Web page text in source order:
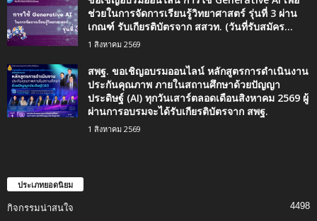
ช่วยในการจัดการเรียนรู้วิทยาศาสตร์ รุ่นที่ 3 ผ่าน
เกณฑ์ รับเกียรติบัตรจาก สสวท. (วันที่รับสมัคร...
1 สิงหาคม 2569
สพฐ. ขอเชิญอบรมออนไลน์ หลักสูตรการดำเนินงาน
ประกันคุณภาพ ภายในสถานศึกษาด้วยปัญญา
ประดิษฐ์ (AI) ทุกวันเสาร์ตลอดเดือนสิงหาคม 2569 ผู้
ผ่านการอบรมจะได้รับเกียรติบัตรจาก สพฐ.
1 สิงหาคม 2569
ประเภทยอดนิยม
กิจกรรมน่าสนใจ 4498